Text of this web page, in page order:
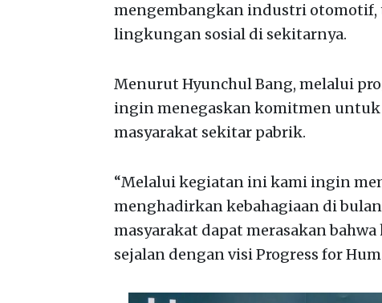
mengembangkan industri
lingkungan sosial di sekitarnya.
Menurut Hyunchul Bang, melalui
ingin menegaskan komitmen
masyarakat sekitar pabrik.
“Melalui kegiatan ini kami ingin
menghadirkan kebahagiaan di
masyarakat dapat merasakan
sejalan dengan visi Progress for